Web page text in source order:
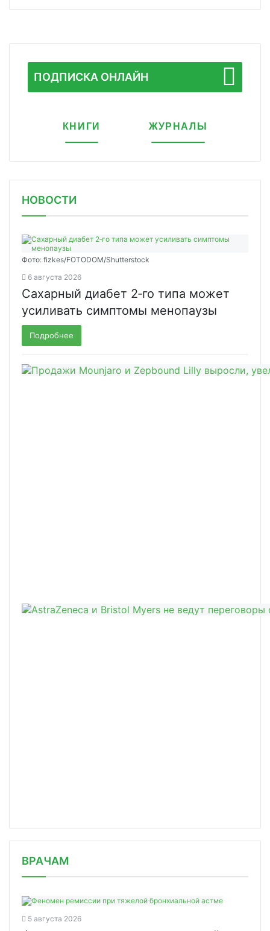
ПОДПИСКА ОНЛАЙН
КНИГИ ЖУРНАЛЫ
НОВОСТИ
Фото: fizkes/FOTODOM/Shutterstock
6 августа 2026
Сахарный диабет 2‑го типа может
усиливать симптомы менопаузы
Подробнее
ВРАЧАМ
5 августа 2026